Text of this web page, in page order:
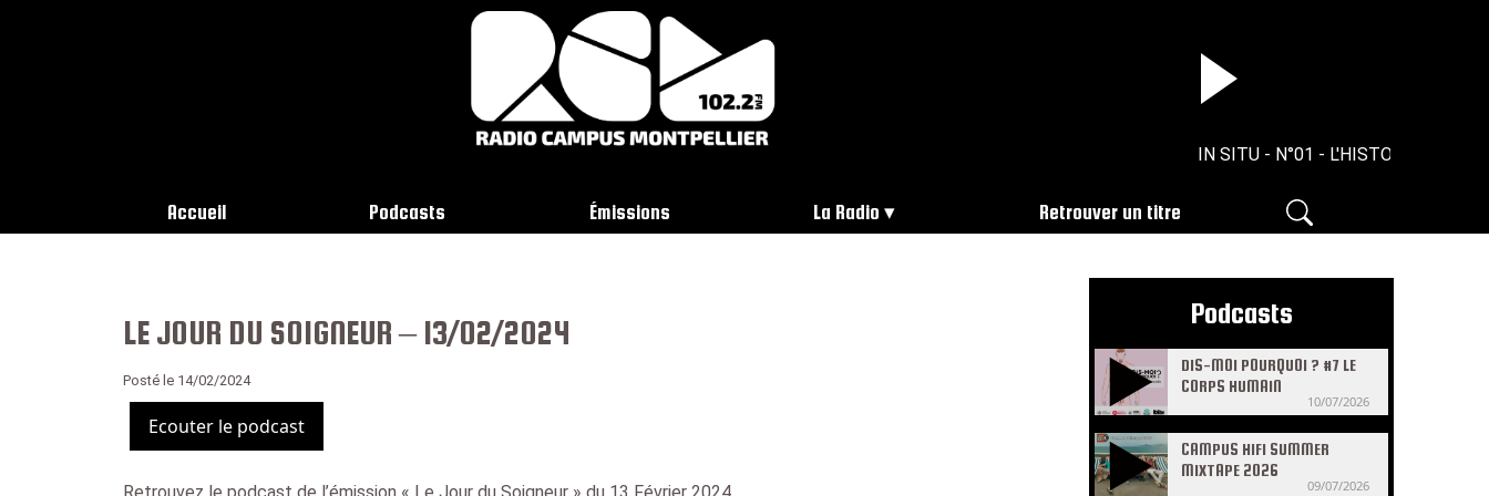
IN SITU - N°01 - L'HISTOIRE ROMAINE
Accueil Podcasts Émissions La Radio Retrouver un titre
LE JOUR DU SOIGNEUR – 13/02/2024
Posté le 14/02/2024
Ecouter le podcast
Podcasts
DIS-MOI POURQUOI ? #7 LE
CORPS HUMAIN
10/07/2026
CAMPUS HIFI SUMMER
MIXTAPE 2026
09/07/2026